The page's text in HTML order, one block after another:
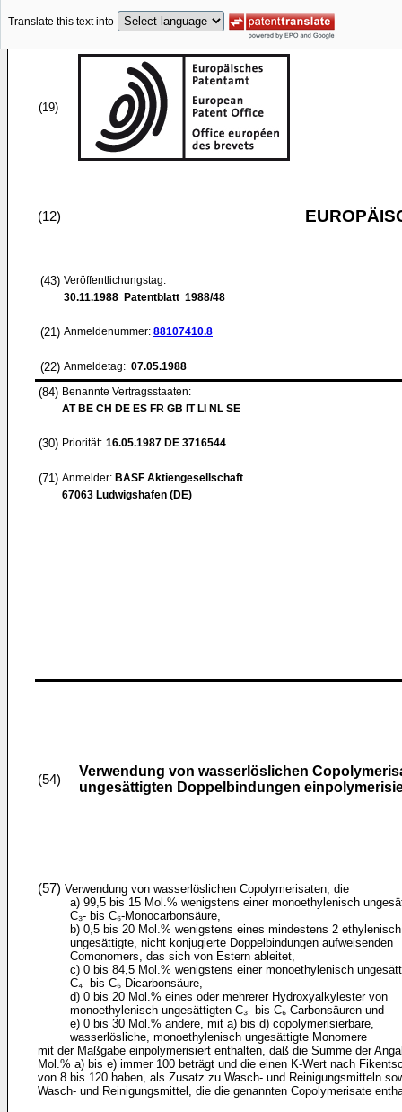
Translate this text into
(19)
(12)
(43) Veröffentlichungstag:
30.11.1988 Patentblatt 1988/48
(21) Anmeldenummer: 88107410.8
(22) Anmeldetag: 07.05.1988
(84) Benannte Vertragsstaaten:
AT BE CH DE ES FR GB IT LI NL SE
(30) Priorität: 16.05.1987 DE 3716544
(71) Anmelder: BASF Aktiengesellschaft
67063 Ludwigshafen (DE)
(54)
Verwendung von wasserlöslichen
ungesättigten Doppelbindungen
(57) Verwendung von wasserlöslichen Copolymerisaten, die
a) 99,5 bis 15 Mol.% wenigstens einer monoethylenisch
C₃- bis C₆-Monocarbonsäure,
b) 0,5 bis 20 Mol.% wenigstens eines mindestens 2 ethylenisch
ungesättigte, nicht konjugierte Doppelbindungen aufweisenden
Comonomers, das sich von Estern ableitet,
c) 0 bis 84,5 Mol.% wenigstens einer monoethylenisch
C₄- ­bis C₆-Dicarbonsäure,
d) 0 bis 20 Mol.% eines oder mehrerer Hydroxyalkylester von
monoethylenisch ungesättigten C₃- bis C₆-Carbonsäuren und
e) 0 bis 30 Mol.% andere, mit a) bis d) copolymerisierbare,
wasserlösliche, monoethylenisch ungesättigte Monomere
mit der Maßgabe einpolymerisiert enthalten, daß die Summe der
Mol.% a) bis e) immer 100 beträgt und die einen K-Wert nach
von 8 bis 120 haben, als Zusatz zu Wasch- und Reinigungsmitteln
Wasch- und Reinigungsmittel, die die genannten Copolymerisate